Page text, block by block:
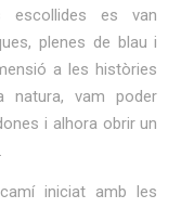
escollides es van
plenes de blau i
a les històries
natura, vam poder
i alhora obrir un
iniciat amb les